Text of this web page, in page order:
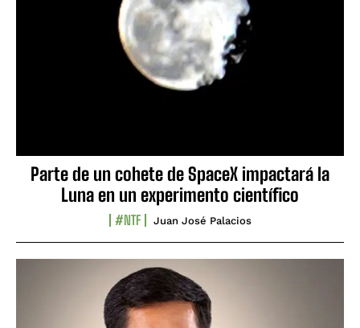
Parte de un cohete de SpaceX impactará la
Luna en un experimento científico
#NTF Juan José Palacios